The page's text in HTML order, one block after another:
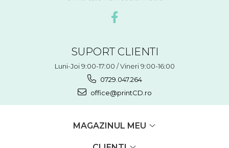
SUPORT CLIENTI
Luni-Joi 9:00-17:00 / Vineri 9:00-16:00
0729.047.264
office@printCD.ro
MAGAZINUL MEU